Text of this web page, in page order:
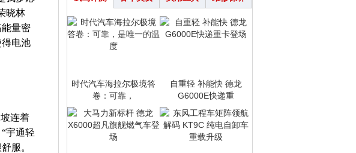
晓林
量密
电池
连着
宇通轻
服。
时代汽车海拉尔极境答
卷：可靠，
自重轻 补能快 德龙
G6000E快递重